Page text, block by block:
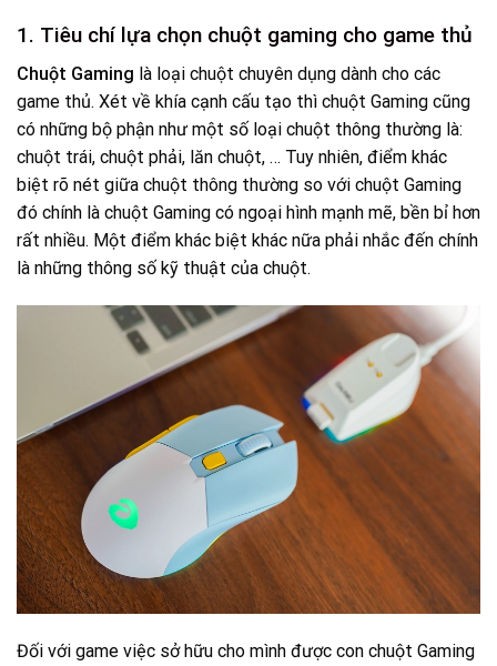
1. Tiêu chí lựa chọn chuột gaming cho game thủ
Chuột Gaming là loại chuột chuyên dụng dành cho các
game thủ. Xét về khía cạnh cấu tạo thì chuột Gaming cũng
có những bộ phận như một số loại chuột thông thường là:
chuột trái, chuột phải, lăn chuột, … Tuy nhiên, điểm khác
biệt rõ nét giữa chuột thông thường so với chuột Gaming
đó chính là chuột Gaming có ngoại hình mạnh mẽ, bền bỉ hơn
rất nhiều. Một điểm khác biệt khác nữa phải nhắc đến chính
là những thông số kỹ thuật của chuột.
Đối với game việc sở hữu cho mình được con chuột Gaming